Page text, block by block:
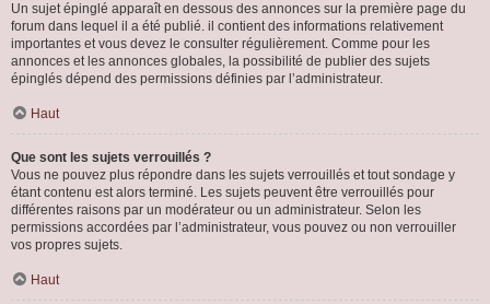
Un sujet épinglé apparaît en dessous des annonces sur la première page du
forum dans lequel il a été publié. il contient des informations relativement
importantes et vous devez le consulter régulièrement. Comme pour les
annonces et les annonces globales, la possibilité de publier des sujets
épinglés dépend des permissions définies par l’administrateur.
Haut
Que sont les sujets verrouillés ?
Vous ne pouvez plus répondre dans les sujets verrouillés et tout sondage y
étant contenu est alors terminé. Les sujets peuvent être verrouillés pour
différentes raisons par un modérateur ou un administrateur. Selon les
permissions accordées par l’administrateur, vous pouvez ou non verrouiller
vos propres sujets.
Haut